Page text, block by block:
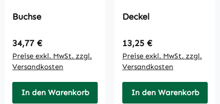
Buchse
Regulärer Preis:
34,77 €
Preise exkl. MwSt. zzgl.
Versandkosten
In den Warenkorb
Deckel
Regulärer Preis:
13,25 €
Preise exkl. MwSt. zzgl.
Versandkosten
In den Warenkorb